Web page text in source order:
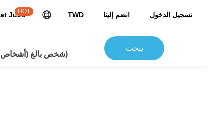
JuJu
HOT TWD انضم إلينا تسجيل الدخول
2شخص بالغ (أشخاص بالغون) 0 أطفال)
يبحث